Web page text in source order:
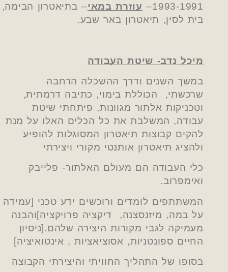
1993-1991
–עוזרת במאי– בתיאטרון הבימה,
בית לסין, תיאטרון באר שבע.
מיכל נדב- שיטת העבודה
במשך השנים ודרך ההשכלה הרחבה
שרכשתי, הכוללת בימוי, כתיבה דרמתית,
וטכניקות אלתור מגוונות, פיתחתי שיטת
עבודה, המשלבת את כל הכלים האלו על מנת
להקים קבוצות תיאטרון המסוגלות להופיע
ולהציג תיאטרון אותנטי מקורי ויצירתי
כלי העבודה הם מעולם האלתור- פלייבק
ואימפרוב.
המשתתפים לומדים ורוכשים ידע טכני [עמידה
על במה, מיזנסצנה, דיקציה פרויקציה]והבנה
מעמיקה לגבי מקורות היצירה שלהם.[ניסיון
החיים ספונטניות, אסוציאציות , אינטואיציה]
בסופו של התהליך החוויתי והיצירתי הקבוצה